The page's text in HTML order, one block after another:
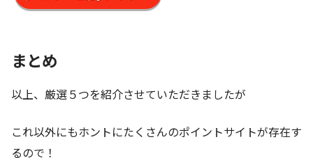
まとめ
以上、厳選５つを紹介させていただきましたが
これ以外にもホントにたくさんのポイントサイトが存在す
るので！